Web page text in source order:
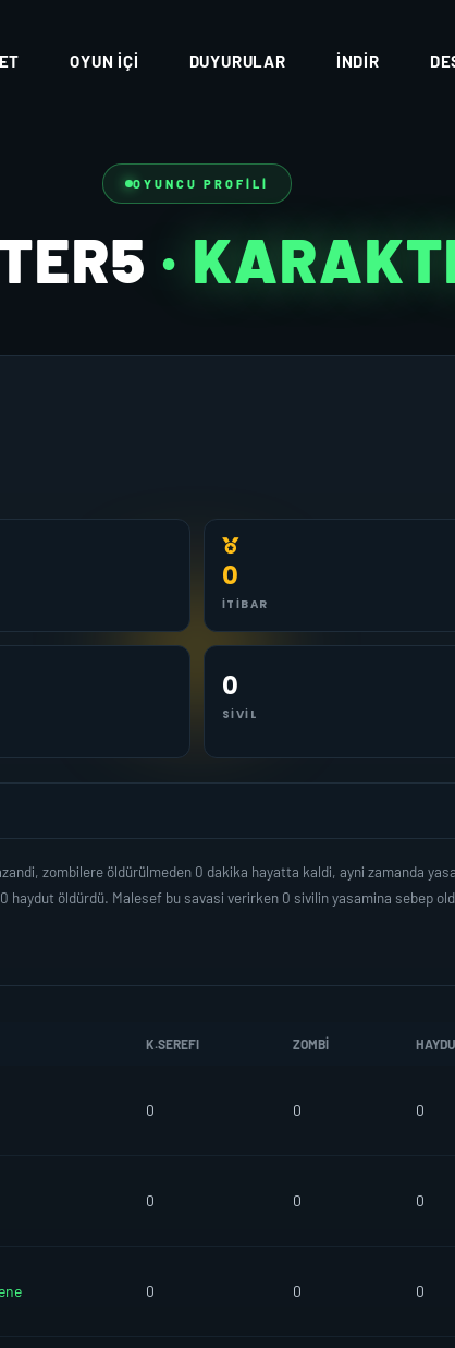
OYUN İÇI DUYURULAR İNDIR
OYUNCU PROFILI
·
0
İTIBAR
0
SIVIL
zombilere öldürülmeden 0 dakika hayatta kaldi, ayni zamanda
haydut öldürdü. Malesef bu savasi verirken 0 sivilin yasamina sebep
K.SEREFI ZOMBI
0 0 0
0 0 0
0 0 0